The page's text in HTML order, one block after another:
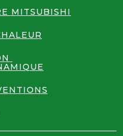
MITSUBISHI